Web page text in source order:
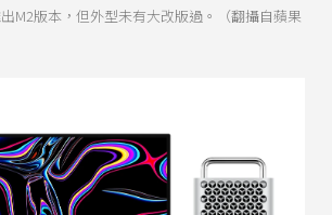
M2版本，但外型未有大改版過。（翻攝自蘋果